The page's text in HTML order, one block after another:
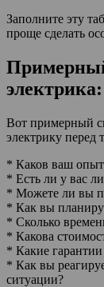
Заполните эту
проще сделать
электрика:
Вот примерный
электрику перед
* Каков ваш
* Есть ли у вас
* Можете ли вы
* Как вы
* Сколько
* Какова
* Какие гарантии
* Как вы
ситуации?